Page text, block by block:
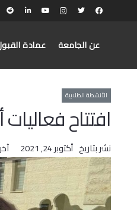
عن الجامعة عمادة
الأنشطة الطلابية
افتتاح
نشر بتاريخ أكتوبر 24, 2021